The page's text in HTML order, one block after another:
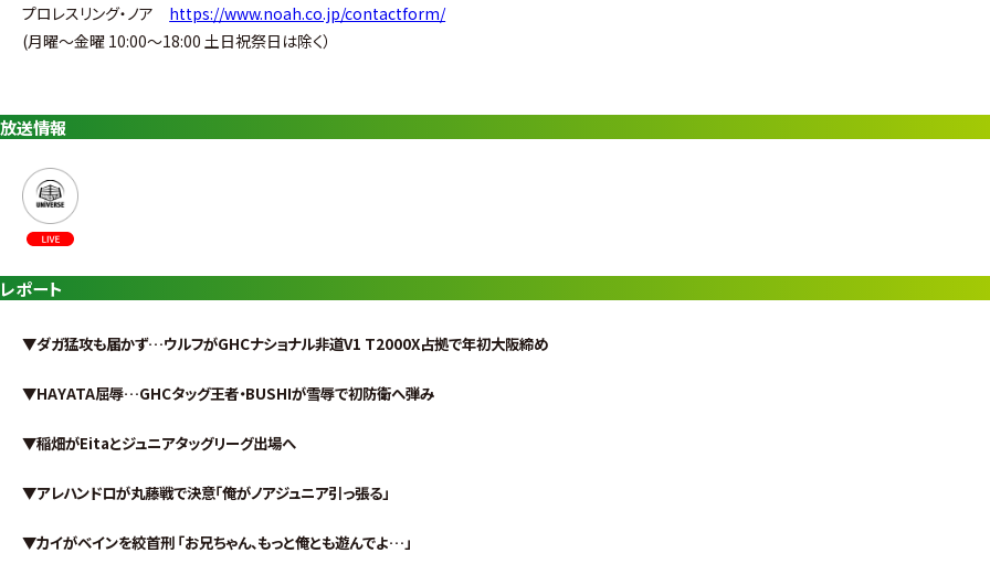
プロレスリング・ノア https://www.noah.co.jp/contactform/
(月曜〜金曜 10:00〜18:00 土日祝祭日は除く）
放送情報
レポート
▼ダガ猛攻も届かず…ウルフがGHCナショナル非道V1 T2000X占拠で年初大阪締め
▼HAYATA屈辱…GHCタッグ王者・BUSHIが雪辱で初防衛へ弾み
▼稲畑がEitaとジュニアタッグリーグ出場へ
▼アレハンドロが丸藤戦で決意「俺がノアジュニア引っ張る」
▼カイがベインを絞首刑 「お兄ちゃん、もっと俺とも遊んでよ…」